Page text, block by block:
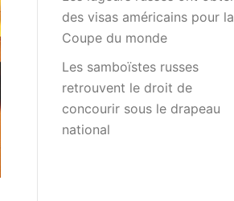
des visas américains pour la
Coupe du monde
Les samboïstes russes
retrouvent le droit de
concourir sous le drapeau
national